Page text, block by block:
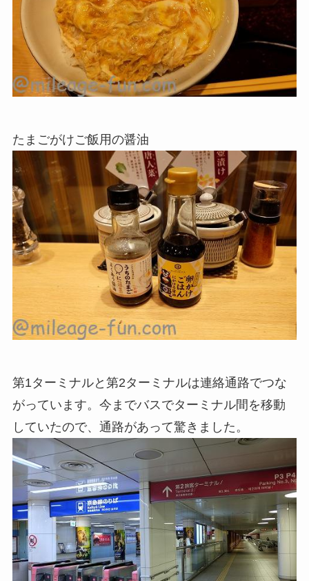
たまごがけご飯用の醤油
第1ターミナルと第2ターミナルは連絡通路でつな
がっています。今までバスでターミナル間を移動
していたので、通路があって驚きました。